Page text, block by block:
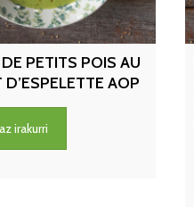
PETITS POIS AU
D’ESPELETTE AOP
irakurri